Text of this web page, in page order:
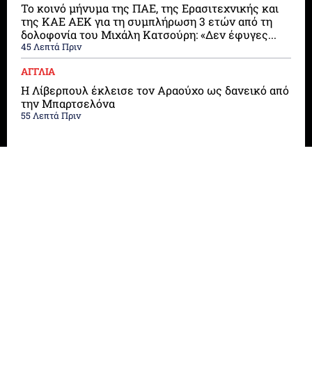
Το κοινό μήνυμα της ΠΑΕ, της Ερασιτεχνικής και
της ΚΑΕ ΑΕΚ για τη συμπλήρωση 3 ετών από τη
δολοφονία του Μιχάλη Κατσούρη: «Δεν έφυγες...
45 Λεπτά Πριν
ΑΓΓΛΙΑ
Η Λίβερπουλ έκλεισε τον Αραούχο ως δανεικό από
την Μπαρτσελόνα
55 Λεπτά Πριν